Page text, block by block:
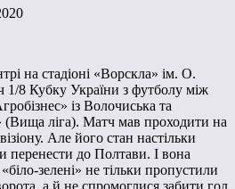
на стадіоні «Ворскла» ім. О.
1/8 Кубку України з футболу між
із Волочиська та
ліга). Матч мав проходити на
Але його стан настільки
до Полтави. І вона
зелені» не тільки пропустили